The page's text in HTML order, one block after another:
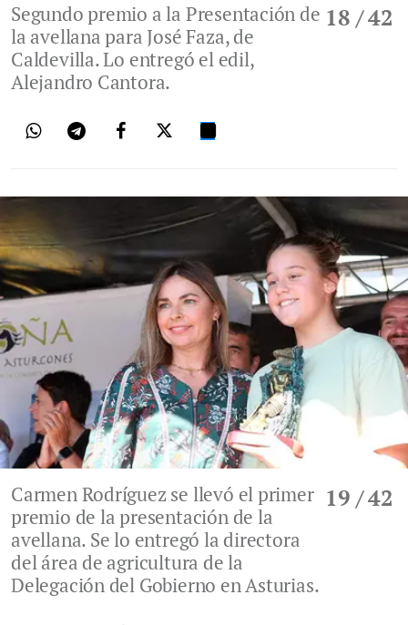
18 / 42
Segundo premio a la Presentación de
la avellana para José Faza, de
Caldevilla. Lo entregó el edil,
Alejandro Cantora.
19 / 42
Carmen Rodríguez se llevó el primer
premio de la presentación de la
avellana. Se lo entregó la directora
del área de agricultura de la
Delegación del Gobierno en Asturias.